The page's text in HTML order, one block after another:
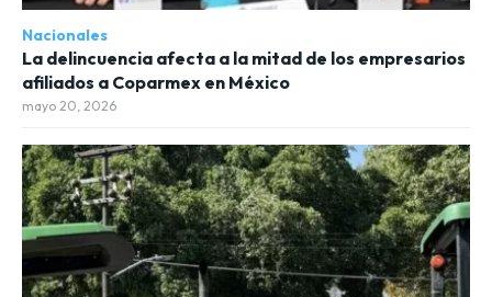
Nacionales
La delincuencia afecta a la mitad de los empresarios
afiliados a Coparmex en México
mayo 20, 2026